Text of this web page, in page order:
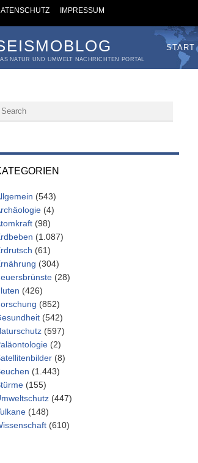
IMPRESSUM
NATUR UND UMWELT NACHRICHTEN PORTAL
START
(543)
(4)
(98)
(1.087)
(61)
(304)
(28)
(426)
(852)
(542)
(597)
(2)
(8)
(1.443)
(155)
(447)
(148)
(610)